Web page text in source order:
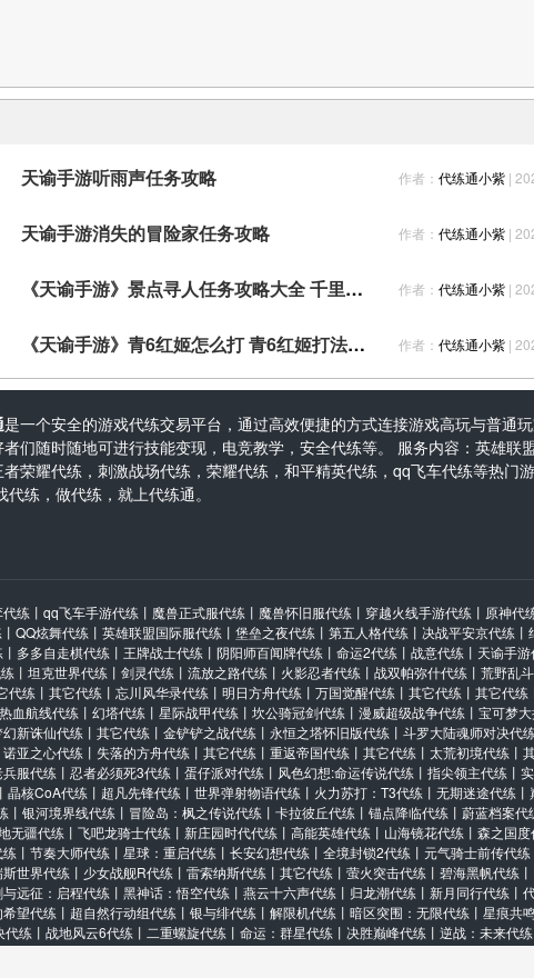
天谕手游听雨声任务攻略 作者： 代练通小紫|
天谕手游消失的冒险家任务攻略 作者： 代练通小紫|
《天谕手游》景点寻人任务攻略大全 千里寻人如何找到呆呆 作者： 代练通小紫|
《天谕手游》青6红姬怎么打 青6红姬打法分享 作者： 代练通小紫|
是一个安全的游戏代练交易平台，通过高效便捷的方式连接游戏高玩与普通
们随时随地可进行技能变现，电竞教学，安全代练等。 服务内容：英雄联
荣耀代练，刺激战场代练，荣耀代练，和平精英代练，qq飞车代练等热门
代练，做代练，就上代练通。
练 丨 qq飞车手游代练 丨 魔兽正式服代练 丨 魔兽怀旧服代练 丨 穿越火线手游代练 丨 原神代
丨 QQ炫舞代练 丨 英雄联盟国际服代练 丨 堡垒之夜代练 丨 第五人格代练 丨 决战平安京代练 丨
丨 多多自走棋代练 丨 王牌战士代练 丨 阴阳师百闻牌代练 丨 命运2代练 丨 战意代练 丨 天谕手游
丨 坦克世界代练 丨 剑灵代练 丨 流放之路代练 丨 火影忍者代练 丨 战双帕弥什代练 丨 荒野乱
代练 丨 其它代练 丨 忘川风华录代练 丨 明日方舟代练 丨 万国觉醒代练 丨 其它代练 丨 其它代练
血航线代练 丨 幻塔代练 丨 星际战甲代练 丨 坎公骑冠剑代练 丨 漫威超级战争代练 丨 宝可梦
幻新诛仙代练 丨 其它代练 丨 金铲铲之战代练 丨 永恒之塔怀旧版代练 丨 斗罗大陆魂师对决代练
诺亚之心代练 丨 失落的方舟代练 丨 其它代练 丨 重返帝国代练 丨 其它代练 丨 太荒初境代练 丨
服代练 丨 忍者必须死3代练 丨 蛋仔派对代练 丨 风色幻想:命运传说代练 丨 指尖领主代练 丨
丨 晶核CoA代练 丨 超凡先锋代练 丨 世界弹射物语代练 丨 火力苏打：T3代练 丨 无期迷途代练 丨
丨 银河境界线代练 丨 冒险岛：枫之传说代练 丨 卡拉彼丘代练 丨 锚点降临代练 丨 蔚蓝档案代
无疆代练 丨 飞吧龙骑士代练 丨 新庄园时代代练 丨 高能英雄代练 丨 山海镜花代练 丨 森之国度
丨 节奏大师代练 丨 星球：重启代练 丨 长安幻想代练 丨 全境封锁2代练 丨 元气骑士前传代练
世界代练 丨 少女战舰R代练 丨 雷索纳斯代练 丨 其它代练 丨 萤火突击代练 丨 碧海黑帆代练 丨
与远征：启程代练 丨 黑神话：悟空代练 丨 燕云十六声代练 丨 归龙潮代练 丨 新月同行代练 丨
望代练 丨 超自然行动组代练 丨 银与绯代练 丨 解限机代练 丨 暗区突围：无限代练 丨 星痕共
代练 丨 战地风云6代练 丨 二重螺旋代练 丨 命运：群星代练 丨 决胜巅峰代练 丨 逆战：未来代练